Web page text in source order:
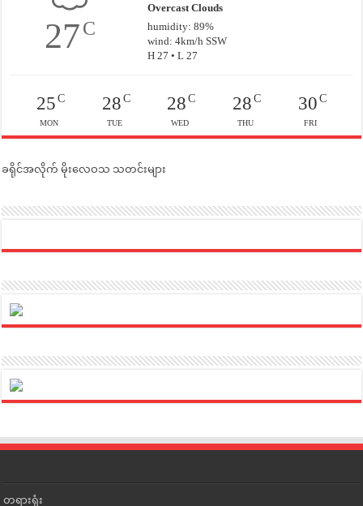
27C
Overcast Clouds
humidity: 89%
wind: 4km/h SSW
H 27 • L 27
25C
MON
28C
TUE
28 C
WED
28C
THU
30C
FRI
ခရိုင်အလိုက် မိုးလေဝသ သတင်းများ
တရားရုံး